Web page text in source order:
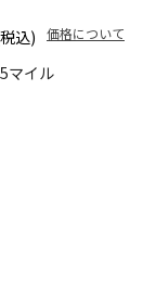
マイル
込) 価格について